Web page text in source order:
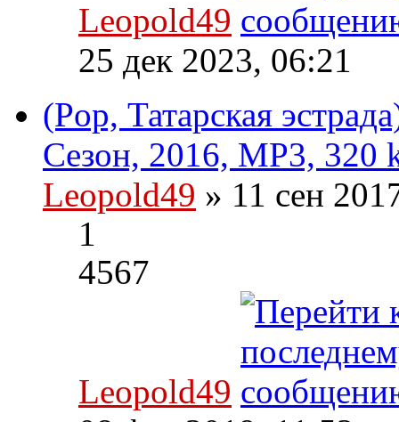
Leopold49
25 дек 2023, 06:21
(Pop, Татарская
Сезон, 2016, MP3, 320
Leopold49 » 11 сен
1
4567
Leopold49